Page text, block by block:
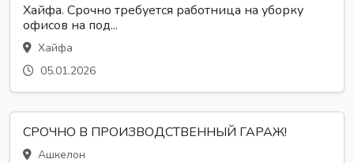
Хайфа. Срочно требуется работница на уборку
офисов на под...
Хайфа
05.01.2026
СРОЧНО В ПРОИЗВОДСТВЕННЫЙ ГАРАЖ!
Ашкелон